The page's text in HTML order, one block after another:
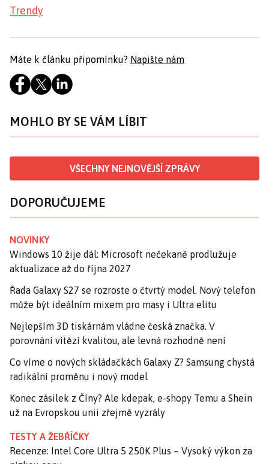
Trendy
Máte k článku připomínku? Napište nám
MOHLO BY SE VÁM LÍBIT
VŠECHNY NEJNOVĚJŠÍ ZPRÁVY
DOPORUČUJEME
NOVINKY
Windows 10 žije dál: Microsoft nečekaně prodlužuje
aktualizace až do října 2027
Řada Galaxy S27 se rozroste o čtvrtý model. Nový telefon
může být ideálním mixem pro masy i Ultra elitu
Nejlepším 3D tiskárnám vládne česká značka. V
porovnání vítězí kvalitou, ale levná rozhodně není
Co víme o nových skládačkách Galaxy Z? Samsung chystá
radikální proměnu i nový model
Konec zásilek z Číny? Ale kdepak, e-shopy Temu a Shein
už na Evropskou unii zřejmě vyzrály
TESTY A ŽEBŘÍČKY
Recenze: Intel Core Ultra 5 250K Plus – Vysoký výkon za